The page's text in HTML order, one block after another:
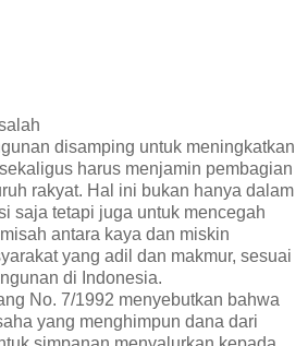
disamping untuk meningkatkan
harus menjamin pembagian
rakyat. Hal ini bukan hanya dalam
saja tetapi juga untuk mencegah
antara kaya dan miskin
yang adil dan makmur, sesuai
di Indonesia.
No. 7/1992 menyebutkan bahwa
yang menghimpun dana dari